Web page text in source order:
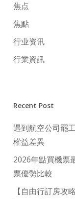
焦点
焦點
行业资讯
行業資訊
Recent Post
遇到航空公司罷
權益差異
2026年點買機票
票優勢比較
【自由行訂房攻